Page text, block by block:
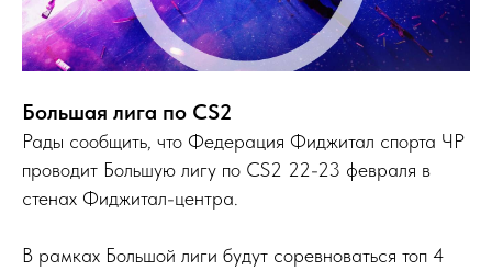
Большая лига по CS2
Рады сообщить, что Федерация Фиджитал спорта ЧР
проводит Большую лигу по CS2 22-23 февраля в
стенах Фиджитал-центра.
В рамках Большой лиги будут соревноваться топ 4